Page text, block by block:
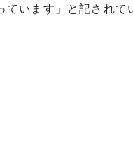
います」と記されて